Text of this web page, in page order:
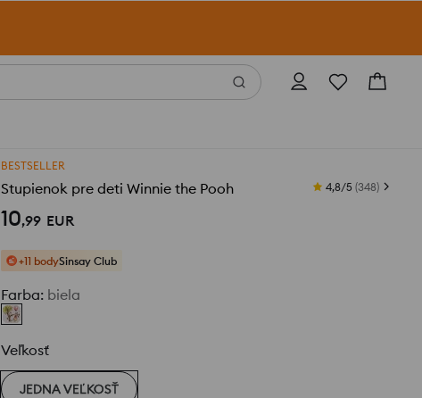
BESTSELLER
Stupienok pre deti Winnie the Pooh 4,8/5 (348)
10,99 EUR
+11 bodySinsay Club
Farba: biela
Veľkosť
JEDNA VEĽKOSŤ